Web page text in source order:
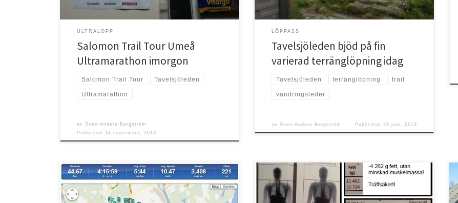
ULTRALOPP
Salomon Trail Tour Umeå
Ultramarathon imorgon
Salomon Trail Tour Tavelsjöleden
Ultramarathon
avSven-Anders Bergström
Publicerat 14 september, 2013
LÖPPASS
Tavelsjöleden bjöd på fin
varierad terränglöpning idag
Tavelsjöleden terränglöpning trail
vandringsleder
avSven-Anders Bergström Publicerat 29 juni, 2013
Så var det avklarat! Jag sprang i helgen min första
Jag börjar känna mig mer och mer överttygad om att